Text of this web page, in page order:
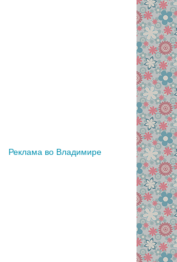
Реклама во Владимире